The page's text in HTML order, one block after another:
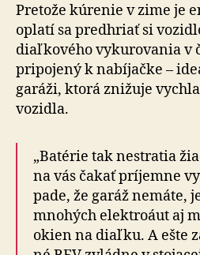
Pretože kúrenie v zime je
oplatí sa predhriať si
diaľkového vykurovania v
pripojený k nabíjačke –
garáži, ktorá znižuje
vozidla.
„Batérie tak nestratia
na vás čakať príjemne
pa­de, že garáž nemáte,
mnohých elektro­áut aj
okien na diaľku. A ešte